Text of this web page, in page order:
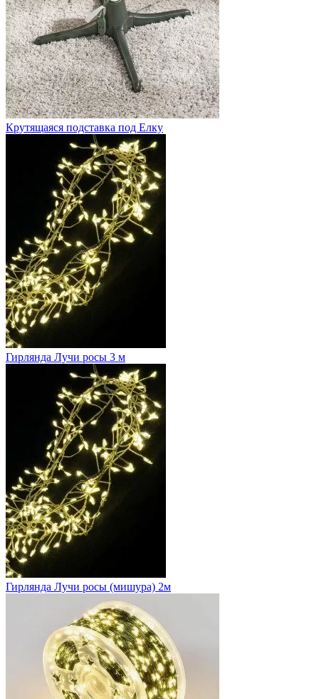
Крутящаяся подставка под Елку
Гирлянда Лучи росы 3 м
Гирлянда Лучи росы (мишура) 2м